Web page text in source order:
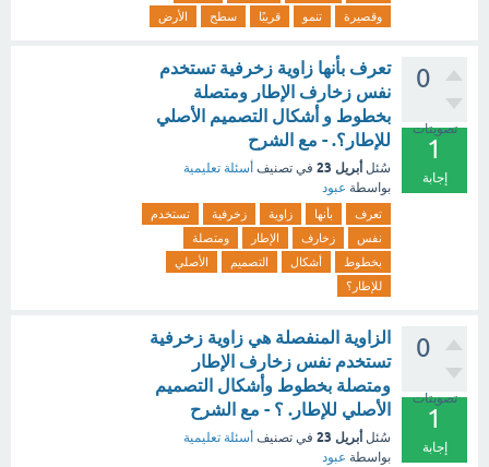
وقصيرة
تنمو قريبًا سطح الأرض
0
تصويتات
1
إجابة
تعرف بأنها زاوية زخرفية تستخدم
نفس زخارف الإطار ومتصلة
بخطوط و أشكال التصميم الأصلي
للإطار؟. - مع الشرح
سُئل أبريل 23 في تصنيف أسئلة تعليمية
بواسطة عبود
تعرف بأنها زاوية زخرفية
تستخدم
نفس
زخارف الإطار
ومتصلة
بخطوط
أشكال التصميم
الأصلي
للإطار؟
0
تصويتات
1
إجابة
الزاوية المنفصلة هي زاوية زخرفية
تستخدم نفس زخارف الإطار
ومتصلة بخطوط وأشكال التصميم
الأصلي للإطار. ؟ - مع الشرح
سُئل أبريل 23 في تصنيف أسئلة تعليمية
بواسطة عبود